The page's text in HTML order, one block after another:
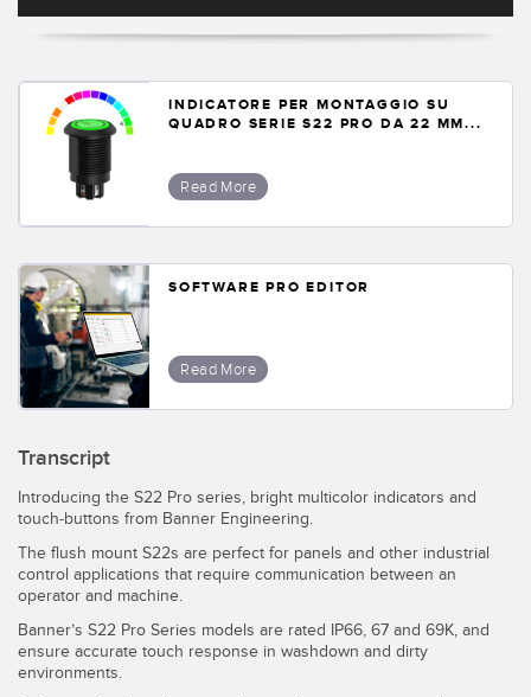
Sensori multiraggio e sensori a raggio ampio
Sensori di monitoraggio delle condizioni
Sensori di monitoraggio delle condizioni wireless
ACCESSORI
ACCESSORI
SOFTWARE
Software di configurazione dei sensori wireless
Software interfaccia utente sensore
LINK CORRELATI
Lavaggio
IO-Link
INDICATORE PER MONTAGGIO SU
QUADRO SERIE S22 PRO DA 22 MM...
Read More
SOFTWARE PRO EDITOR
Read More
Transcript
Introducing the S22 Pro series, bright multicolor indicators and
touch-buttons from Banner Engineering.
The flush mount S22s are perfect for panels and other industrial
control applications that require communication between an
operator and machine.
Banner’s S22 Pro Series models are rated IP66, 67 and 69K, and
ensure accurate touch response in washdown and dirty
environments.